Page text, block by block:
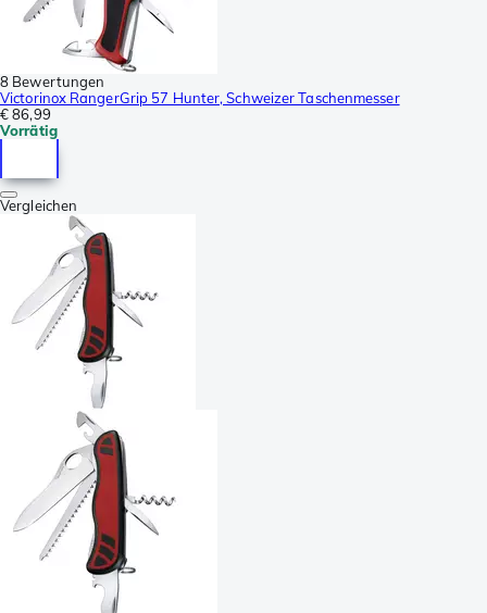
8 Bewertungen
Victorinox RangerGrip 57 Hunter, Schweizer Taschenmesser
€ 86,99
Vorrätig
Vergleichen